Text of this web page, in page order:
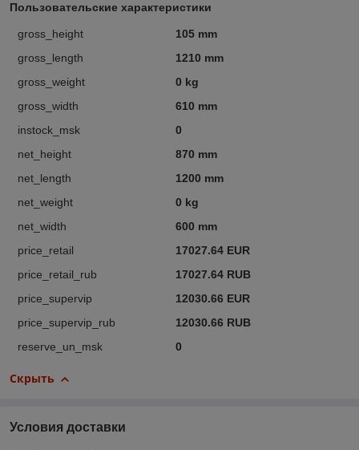
Пользовательские характеристики
gross_height
105 mm
gross_length
1210 mm
gross_weight
0 kg
gross_width
610 mm
instock_msk
0
net_height
870 mm
net_length
1200 mm
net_weight
0 kg
net_width
600 mm
price_retail
17027.64 EUR
price_retail_rub
17027.64 RUB
price_supervip
12030.66 EUR
price_supervip_rub
12030.66 RUB
reserve_un_msk
0
Скрыть
Условия доставки